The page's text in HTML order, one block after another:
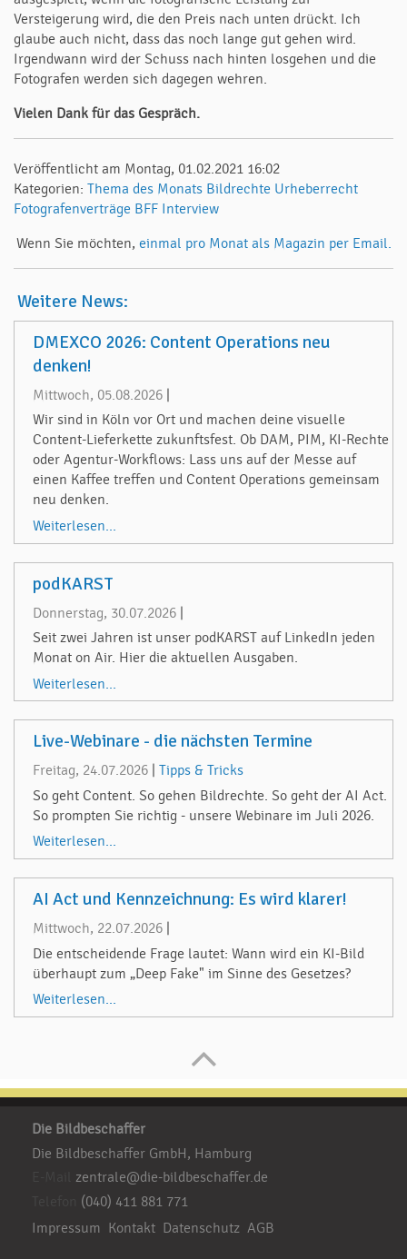
Versteigerung wird, die den Preis nach unten drückt. Ich
glaube auch nicht, dass das noch lange gut gehen wird.
Irgendwann wird der Schuss nach hinten losgehen und die
Fotografen werden sich dagegen wehren.
Vielen Dank für das Gespräch.
Veröffentlicht am Montag, 01.02.2021 16:02
Kategorien: Thema des Monats Bildrechte Urheberrecht
Fotografenverträge BFF Interview
Wenn Sie möchten, einmal pro Monat als Magazin per Email.
Weitere News:
DMEXCO 2026: Content Operations neu
denken!
Mittwoch, 05.08.2026
Wir sind in Köln vor Ort und machen deine visuelle
Content-Lieferkette zukunftsfest. Ob DAM, PIM, KI-Rechte
oder Agentur-Workflows: Lass uns auf der Messe auf
einen Kaffee treffen und Content Operations gemeinsam
neu denken.
Weiterlesen...
podKARST
Donnerstag, 30.07.2026
Seit zwei Jahren ist unser podKARST auf LinkedIn jeden
Monat on Air. Hier die aktuellen Ausgaben.
Weiterlesen...
Live-Webinare - die nächsten Termine
Freitag, 24.07.2026
Tipps & Tricks
So geht Content. So gehen Bildrechte. So geht der AI Act.
So prompten Sie richtig - unsere Webinare im Juli 2026.
Weiterlesen...
AI Act und Kennzeichnung: Es wird klarer!
Mittwoch, 22.07.2026
Die entscheidende Frage lautet: Wann wird ein KI-Bild
überhaupt zum „Deep Fake" im Sinne des Gesetzes?
Weiterlesen...
Die Bildbeschaffer
Die Bildbeschaffer GmbH, Hamburg
zentrale@die-bildbeschaffer.de
(040) 411 881 771
Impressum Kontakt Datenschutz AGB